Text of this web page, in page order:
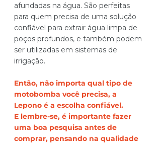
afundadas na água. São perfeitas
para quem precisa de uma solução
confiável para extrair água limpa de
poços profundos, e também podem
ser utilizadas em sistemas de
irrigação.
Então, não importa qual tipo de
motobomba você precisa, a
Lepono é a escolha confiável.
E lembre-se, é importante fazer
uma boa pesquisa antes de
comprar, pensando na qualidade